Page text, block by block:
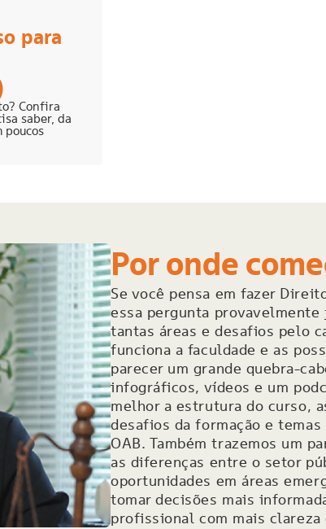
para
Confira
saber, da
poucos
Por onde
Se você pensa em fazer
essa pergunta provavelmente
tantas áreas e desafios pelo
funciona a faculdade e as
parecer um grande quebra-
infográficos, vídeos e um
melhor a estrutura do curso,
desafios da formação e
OAB. Também trazemos um
as diferenças entre o setor
oportunidades em áreas
tomar decisões mais
profissional com mais clareza